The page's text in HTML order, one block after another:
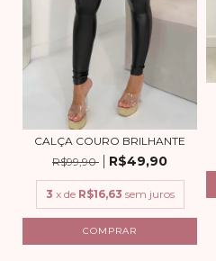
CALÇA COURO BRILHANTE
R$99,90
R$49,90
3 x de R$16,63 sem juros
COMPRAR